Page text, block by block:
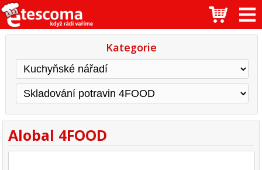
Kategorie
Alobal 4FOOD